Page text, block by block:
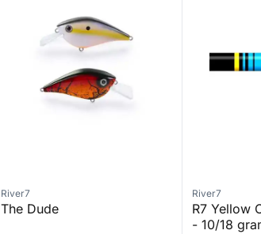
River7
The Dude
River7
R7 Yellow
- 10/18